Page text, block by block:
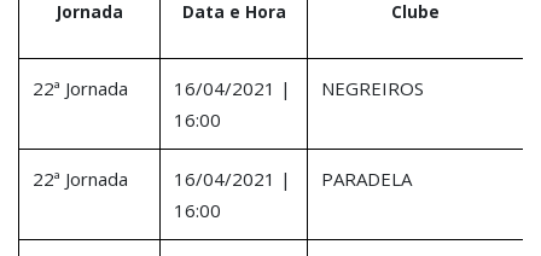
Jornada Data e Hora Clube
22ª Jornada
16/04/2021 |
16:00
NEGREIROS
22ª Jornada
16/04/2021 |
16:00
PARADELA